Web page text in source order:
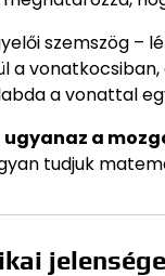
szemszög –
a
a vonattal
ugyanaz a
tudjuk